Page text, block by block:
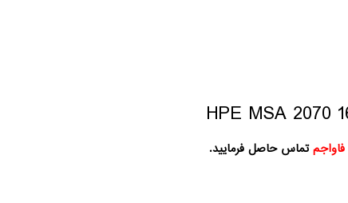
فاواجمتماس حاصل فرمایید.